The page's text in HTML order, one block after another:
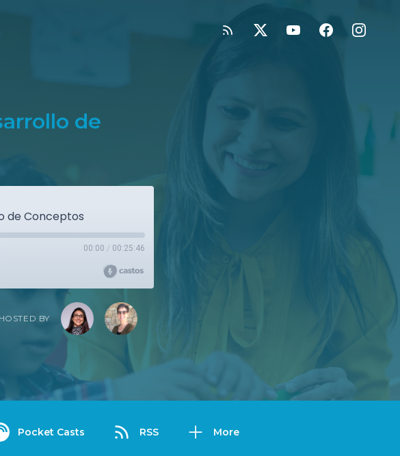
de
de Conceptos
00:00 / 00:25:46
HOSTED BY
Pocket Casts RSS More